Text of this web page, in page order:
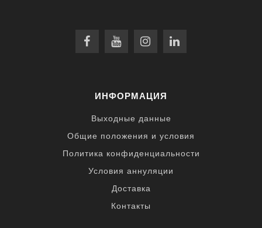
ИНФОРМАЦИЯ
Выходные данные
Общие положения и условия
Политика конфиденциальности
Условия аннуляции
Доставка
Контакты